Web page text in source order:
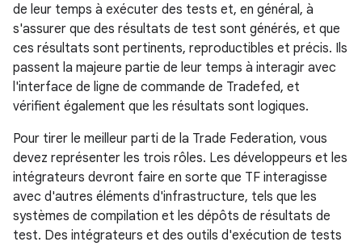
de leur temps à exécuter des tests et, en général, à
s'assurer que des résultats de test sont générés, et que
ces résultats sont pertinents, reproductibles et précis. Ils
passent la majeure partie de leur temps à interagir avec
l'interface de ligne de commande de Tradefed, et
vérifient également que les résultats sont logiques.
Pour tirer le meilleur parti de la Trade Federation, vous
devez représenter les trois rôles. Les développeurs et les
intégrateurs devront faire en sorte que TF interagisse
avec d'autres éléments d'infrastructure, tels que les
systèmes de compilation et les dépôts de résultats de
test. Des intégrateurs et des outils d'exécution de tests